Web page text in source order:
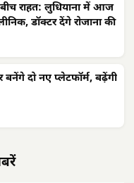
राहत: लुधियाना में आज
डॉक्टर देंगे रोजाना की
दो नए प्लेटफॉर्म, बढ़ेंगी